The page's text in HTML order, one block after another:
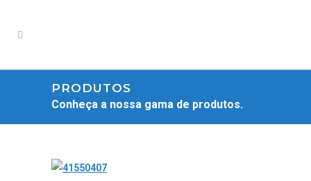
PRODUTOS
Conheça a nossa gama de produtos.